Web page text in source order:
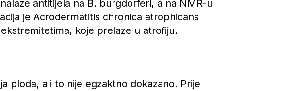
antitijela na B. burgdorferi, a na NMR-u
je Acrodermatitis chronica atrophicans
koje prelaze u atrofiju.
ploda, ali to nije egzaktno dokazano. Prije